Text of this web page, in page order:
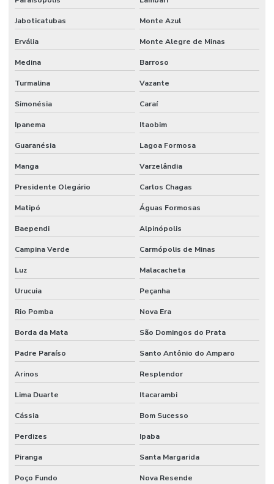
Jaboticatubas Monte Azul
Ervália Monte Alegre de Minas
Medina Barroso
Turmalina Vazante
Simonésia Caraí
Ipanema Itaobim
Guaranésia Lagoa Formosa
Manga Varzelândia
Presidente Olegário Carlos Chagas
Matipó Águas Formosas
Baependi Alpinópolis
Campina Verde Carmópolis de Minas
Luz Malacacheta
Urucuia Peçanha
Rio Pomba Nova Era
Borda da Mata São Domingos do Prata
Padre Paraíso Santo Antônio do Amparo
Arinos Resplendor
Lima Duarte Itacarambi
Cássia Bom Sucesso
Perdizes Ipaba
Piranga Santa Margarida
Poço Fundo Nova Resende